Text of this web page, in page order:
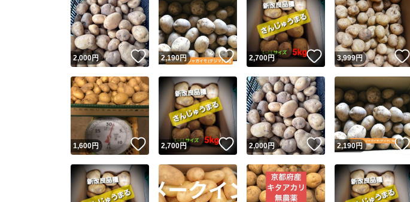
2,000円 いいね！
2,190円 いいね！
2,700円 いいね！
3,999円
1,600円 いいね！
2,700円 いいね！
2,000円 いいね！
2,190円